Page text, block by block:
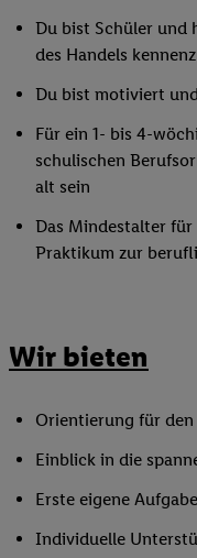
Du bist Schüler und
des Handels
Du bist motiviert
Für ein 1- bis 4-
schulischen
alt sein
Das Mindestalter für
Praktikum zur
Wir bieten
Orientierung für
Einblick in die
Erste eigene
Individuelle